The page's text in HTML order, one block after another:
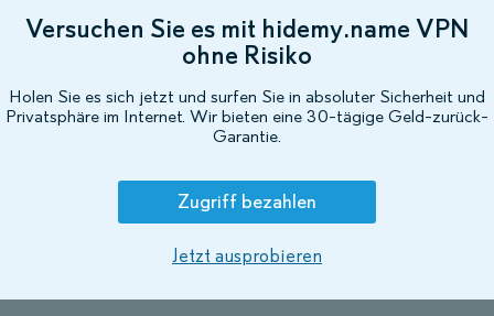
Versuchen Sie es mit hidemy.name VPN
ohne Risiko
Holen Sie es sich jetzt und surfen Sie in absoluter Sicherheit und
Privatsphäre im Internet. Wir bieten eine 30-tägige Geld-zurück-
Garantie.
Zugriff bezahlen
Jetzt ausprobieren